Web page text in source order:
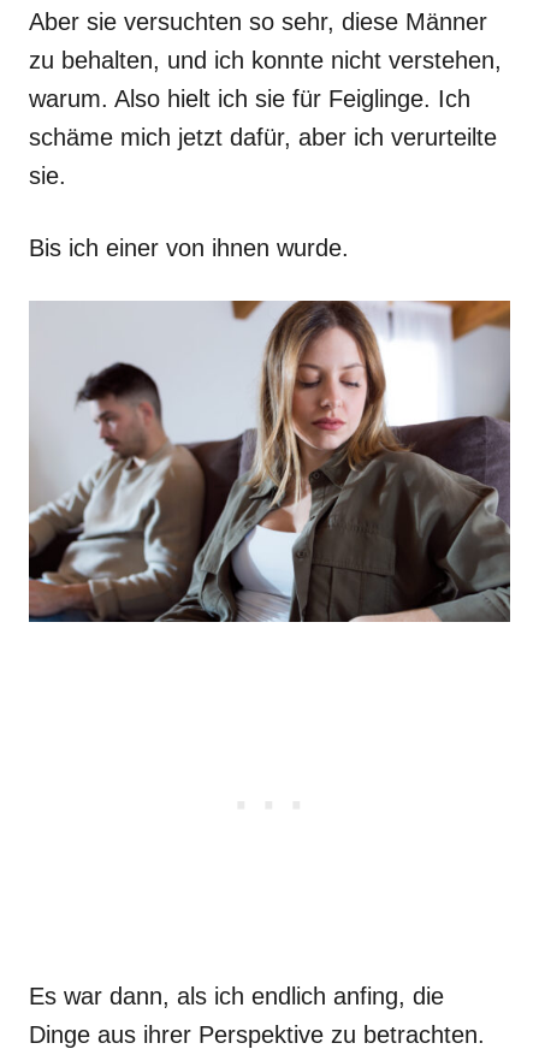
Aber sie versuchten so sehr, diese Männer
zu behalten, und ich konnte nicht verstehen,
warum. Also hielt ich sie für Feiglinge. Ich
schäme mich jetzt dafür, aber ich verurteilte
sie.
Bis ich einer von ihnen wurde.
Es war dann, als ich endlich anfing, die
Dinge aus ihrer Perspektive zu betrachten.